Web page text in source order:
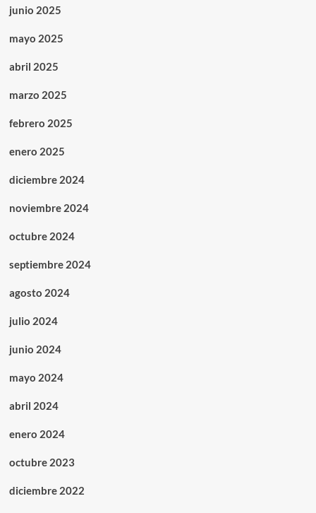
junio 2025
mayo 2025
abril 2025
marzo 2025
febrero 2025
enero 2025
diciembre 2024
noviembre 2024
octubre 2024
septiembre 2024
agosto 2024
julio 2024
junio 2024
mayo 2024
abril 2024
enero 2024
octubre 2023
diciembre 2022